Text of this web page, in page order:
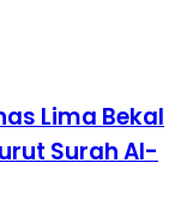
Lima Bekal
Surah Al-